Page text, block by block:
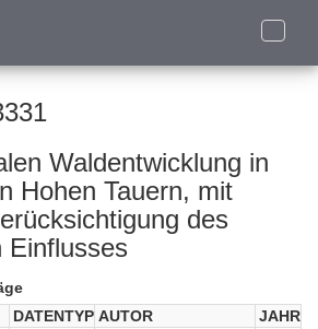
Toggle
Waldentwicklung in
Hohen Tauern, mit
des
Einflusses
DATENTYP AUTOR
JAHR